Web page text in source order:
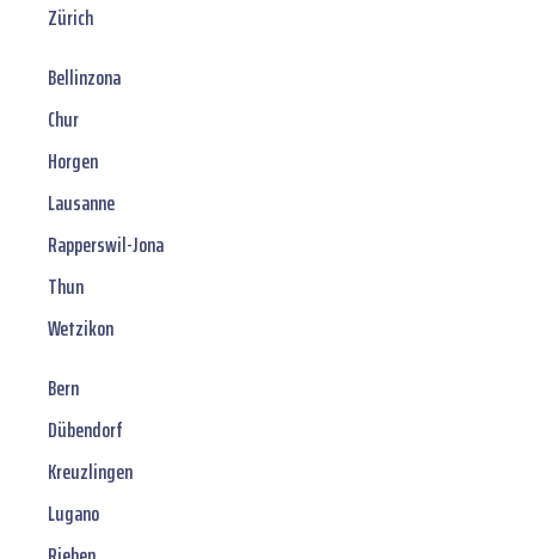
Zürich
Bellinzona
Chur
Horgen
Lausanne
Rapperswil-Jona
Thun
Wetzikon
Bern
Dübendorf
Kreuzlingen
Lugano